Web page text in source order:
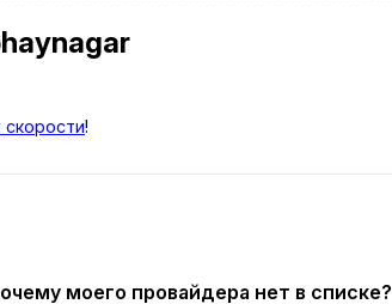
скорости!
моего провайдера нет в списке?